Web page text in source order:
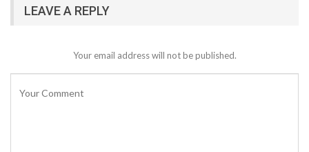
LEAVE A REPLY
Your email address will not be published.